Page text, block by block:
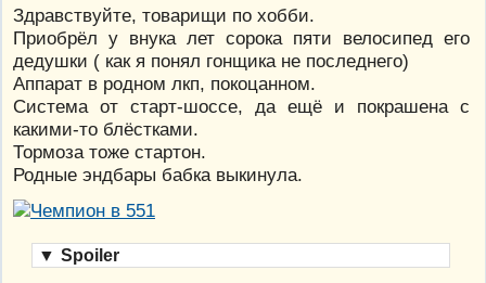
Здравствуйте, товарищи по хобби.
Приобрёл у внука лет сорока пяти велосипед его
дедушки ( как я понял гонщика не последнего)
Аппарат в родном лкп, покоцанном.
Система от старт-шоссе, да ещё и покрашена с
какими-то блёстками.
Тормоза тоже стартон.
Родные эндбары бабка выкинула.
▼ Spoiler